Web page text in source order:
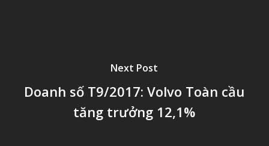
Next Post
Doanh số T9/2017: Volvo Toàn cầu
tăng trưởng 12,1%